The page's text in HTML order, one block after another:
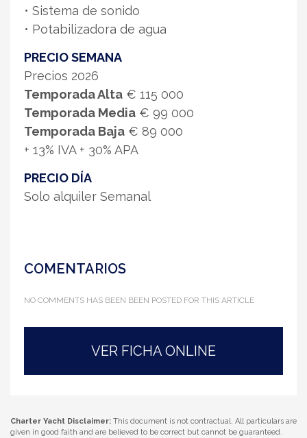
• Sistema de sonido
• Potabilizadora de agua
PRECIO SEMANA
Precios 2026
Temporada Alta € 115 000
Temporada Media € 99 000
Temporada Baja € 89 000
+ 13% IVA + 30% APA
PRECIO DÍA
Solo alquiler Semanal
COMENTARIOS
NO COMMENTS HAS BEEN BEEN POSTED FOR THIS ARTICLE
VER FICHA ONLINE
Charter Yacht Disclaimer: This document is not contractual. All particulars are
given in good faith and are believed to be correct but cannot be guaranteed.